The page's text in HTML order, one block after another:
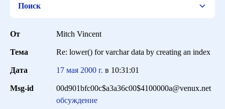
Поиск
Период
От Mitch Vincent
Тема Re: lower() for varchar data by creating an index
Дата 17 мая 2000 г. в 10:31:01
Msg-id
00d901bfc00c$a3a36c00$4100000a@venux.net
обсуждение